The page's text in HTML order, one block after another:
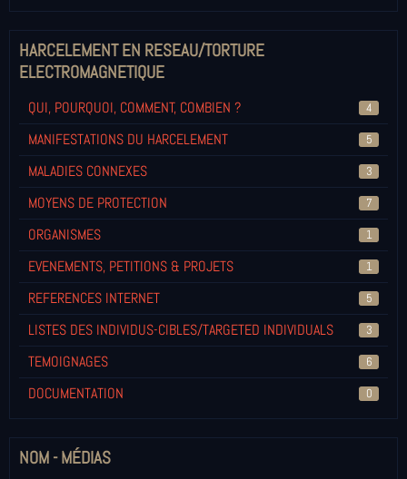
HARCELEMENT EN RESEAU/TORTURE
ELECTROMAGNETIQUE
QUI, POURQUOI, COMMENT, COMBIEN ? 4
MANIFESTATIONS DU HARCELEMENT 5
MALADIES CONNEXES 3
MOYENS DE PROTECTION 7
ORGANISMES 1
EVENEMENTS, PETITIONS & PROJETS 1
REFERENCES INTERNET 5
LISTES DES INDIVIDUS-CIBLES/TARGETED INDIVIDUALS 3
TEMOIGNAGES 6
DOCUMENTATION 0
NOM - MÉDIAS